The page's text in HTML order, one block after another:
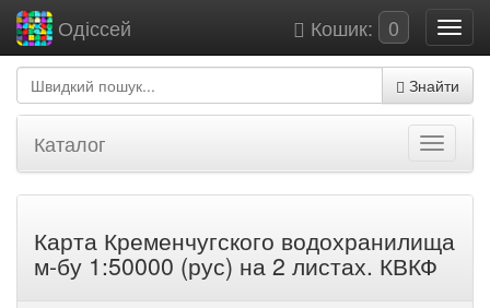
Кошик: 0
Одіссей
Знайти
Каталог
Карта Кременчугского водохранилища
м-бу 1:50000 (рус) на 2 листах. КВКФ